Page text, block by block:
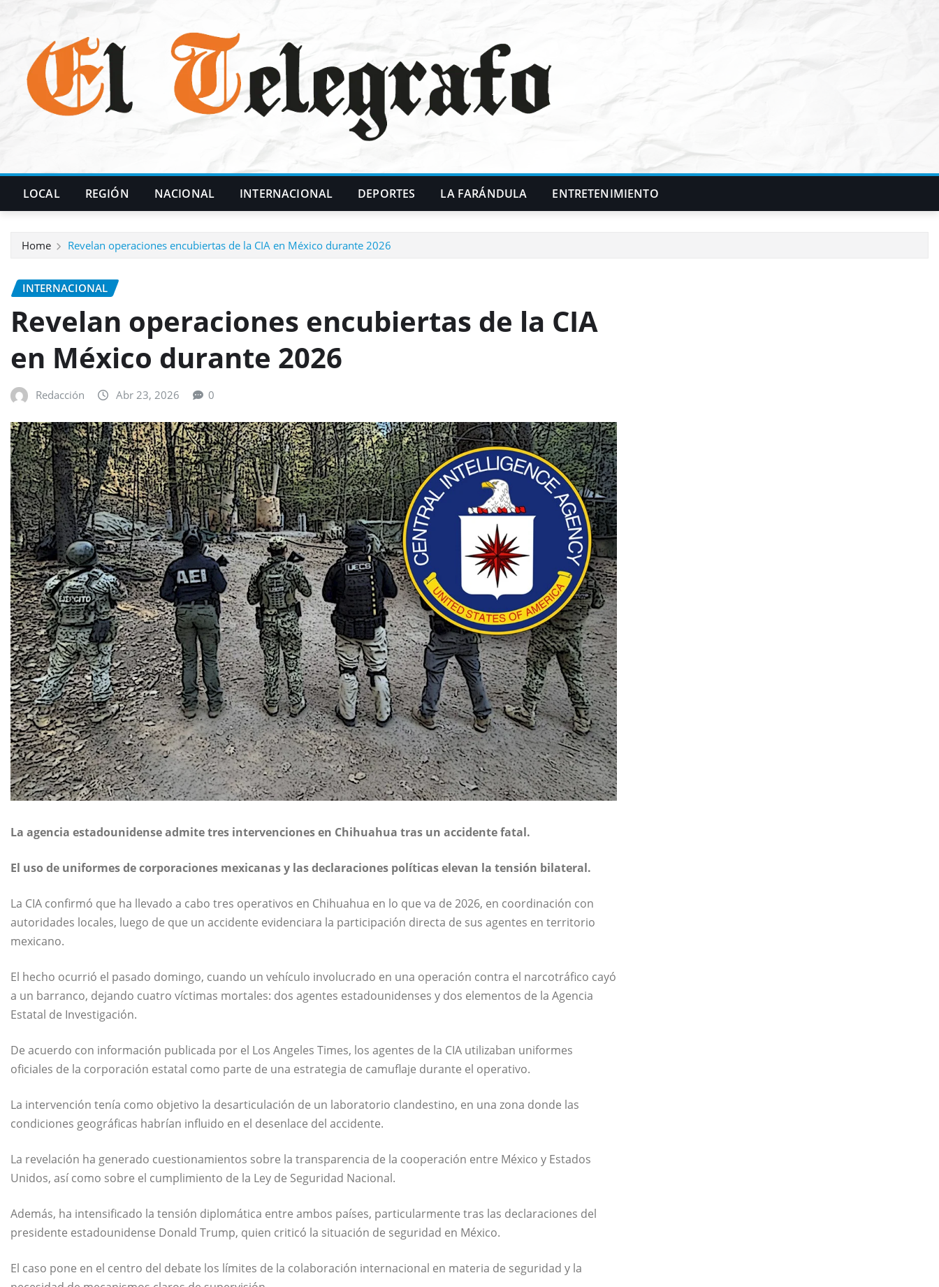
LOCAL REGIÓN NACIONAL INTERNACIONAL DEPORTES LA FARÁNDULA ENTRETENIMIENTO
Home Revelan operaciones encubiertas de la CIA en México durante 2026
INTERNACIONAL
Revelan operaciones encubiertas de la CIA
en México durante 2026
Redacción Abr 23, 2026 0
La agencia estadounidense admite tres intervenciones en Chihuahua tras un accidente fatal.
El uso de uniformes de corporaciones mexicanas y las declaraciones políticas elevan la tensión bilateral.
La CIA confirmó que ha llevado a cabo tres operativos en Chihuahua en lo que va de 2026, en coordinación con
autoridades locales, luego de que un accidente evidenciara la participación directa de sus agentes en territorio
mexicano.
El hecho ocurrió el pasado domingo, cuando un vehículo involucrado en una operación contra el narcotráfico cayó
a un barranco, dejando cuatro víctimas mortales: dos agentes estadounidenses y dos elementos de la Agencia
Estatal de Investigación.
De acuerdo con información publicada por el Los Angeles Times, los agentes de la CIA utilizaban uniformes
oficiales de la corporación estatal como parte de una estrategia de camuflaje durante el operativo.
La intervención tenía como objetivo la desarticulación de un laboratorio clandestino, en una zona donde las
condiciones geográficas habrían influido en el desenlace del accidente.
La revelación ha generado cuestionamientos sobre la transparencia de la cooperación entre México y Estados
Unidos, así como sobre el cumplimiento de la Ley de Seguridad Nacional.
Además, ha intensificado la tensión diplomática entre ambos países, particularmente tras las declaraciones del
presidente estadounidense Donald Trump, quien criticó la situación de seguridad en México.
El caso pone en el centro del debate los límites de la colaboración internacional en materia de seguridad y la